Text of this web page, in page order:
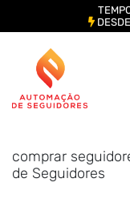
content
comprar
de Seguidores
DESDE